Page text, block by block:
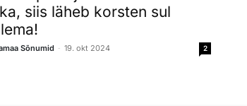
siis läheb korsten sul
Sõnumid - 19. okt 2024 2